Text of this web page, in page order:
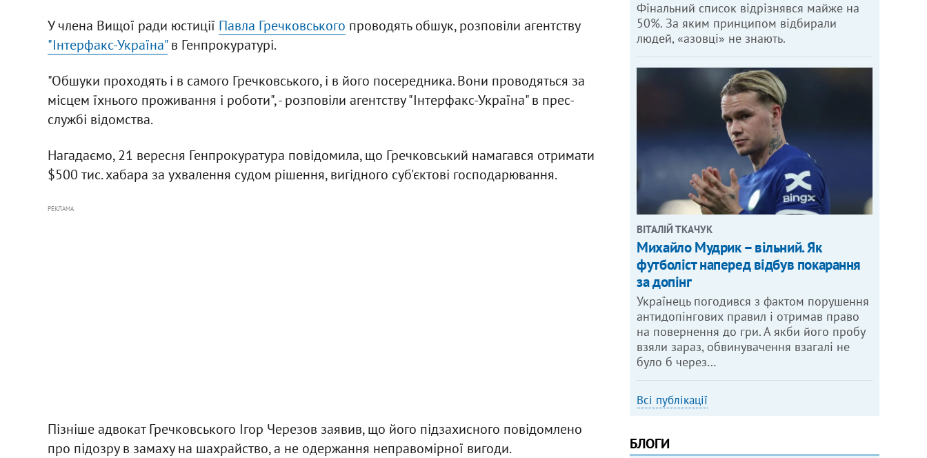
У члена Вищої ради юстиції Павла Гречковського проводять обшук, розповіли агентству
"Інтерфакс-Україна"в Генпрокуратурі.
"Обшуки проходять і в самого Гречковського, і в його посередника. Вони проводяться за
місцем їхнього проживання і роботи", - розповіли агентству "Інтерфакс-Україна" в прес-
службі відомства.
Нагадаємо, 21 вересня Генпрокуратура повідомила, що Гречковський намагався отримати
$500 тис. хабара за ухвалення судом рішення, вигідного суб'єктові господарювання.
РЕКЛАМА
Пізніше адвокат Гречковського Ігор Черезов заявив, що його підзахисного повідомлено
про підозру в замаху на шахрайство, а не одержання неправомірної вигоди.
Фінальний список відрізнявся майже на
50%. За яким принципом відбирали
людей, «азовці» не знають.
ВІТАЛІЙ ТКАЧУК
Михайло Мудрик – вільний. Як
футболіст наперед відбув покарання
за допінг
Українець погодився з фактом порушення
антидопінгових правил і отримав право
на повернення до гри. А якби його пробу
взяли зараз, обвинувачення взагалі не
було б через…
Всі публікації
БЛОГИ